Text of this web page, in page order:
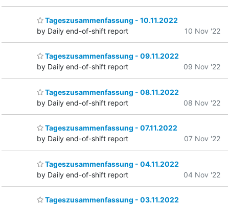
Tageszusammenfassung - 10.11.2022
by Daily end-of-shift report
10 Nov '22
Tageszusammenfassung - 09.11.2022
by Daily end-of-shift report
09 Nov '22
Tageszusammenfassung - 08.11.2022
by Daily end-of-shift report
08 Nov '22
Tageszusammenfassung - 07.11.2022
by Daily end-of-shift report
07 Nov '22
Tageszusammenfassung - 04.11.2022
by Daily end-of-shift report
04 Nov '22
Tageszusammenfassung - 03.11.2022